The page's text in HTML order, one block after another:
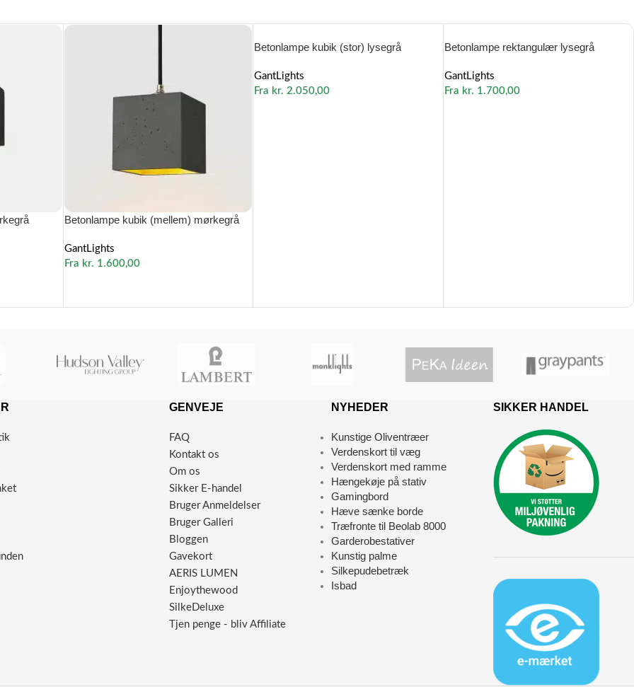
Betonlampe kubik (mellem) mørkegrå
GantLights
Fra kr. 1.600,00
Betonlampe kubik (stor) lysegrå
GantLights
Fra kr. 2.050,00
Betonlampe rektangulær lysegrå
GantLights
Fra kr. 1.700,00
GENVEJE
FAQ
Kontakt os
Om os
Sikker E-handel
Bruger Anmeldelser
Bruger Galleri
Bloggen
Gavekort
AERIS LUMEN
Enjoythewood
SilkeDeluxe
Tjen penge - bliv Affiliate
NYHEDER
Kunstige Oliventræer
Verdenskort til væg
Verdenskort med ramme
Hængekøje på stativ
Gamingbord
Hæve sænke borde
Træfronte til Beolab 8000
Garderobestativer
Kunstig palme
Silkepudebetræk
Isbad
SIKKER HANDEL